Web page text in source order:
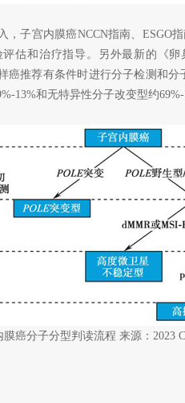
，子宫内膜癌NCCN指南、ESGO
估和治疗指导。另外最新的《
癌推荐有条件时进行分子检测和
13%和无特异性分子改变型约69%-
膜癌分子分型判读流程 来源：2023